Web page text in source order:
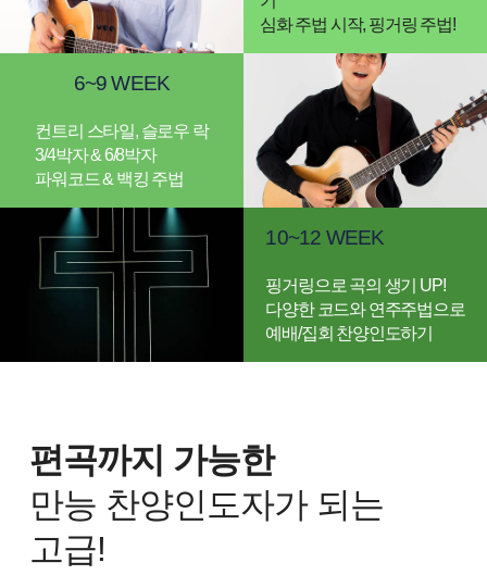
곡별강의 무료 수강권
심화 주법 시작, 핑거링 주법!
6~9 WEEK
컨트리 스타일, 슬로우 락
3/4박자 & 6/8박자
파워코드 & 백킹 주법
10~12 WEEK
핑거링으로 곡의 생기 UP!
다양한 코드와 연주주법으로
예배/집회 찬양인도하기
편곡까지 가능한
만능 찬양인도자가 되는
고급!